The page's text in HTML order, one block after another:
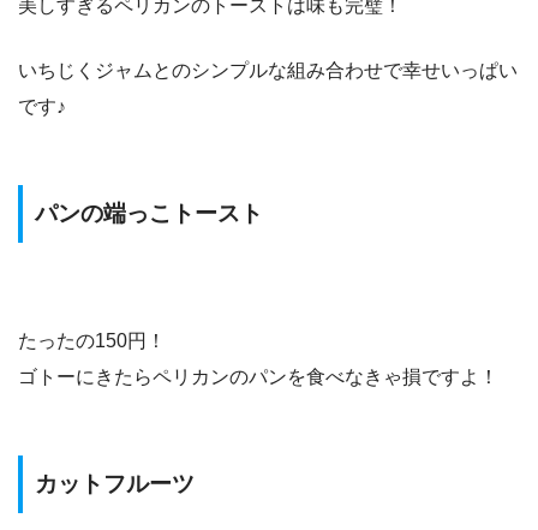
美しすぎるペリカンのトーストは味も完璧！
いちじくジャムとのシンプルな組み合わせで幸せいっぱい
です♪
パンの端っこトースト
たったの150円！
ゴトーにきたらペリカンのパンを食べなきゃ損ですよ！
カットフルーツ